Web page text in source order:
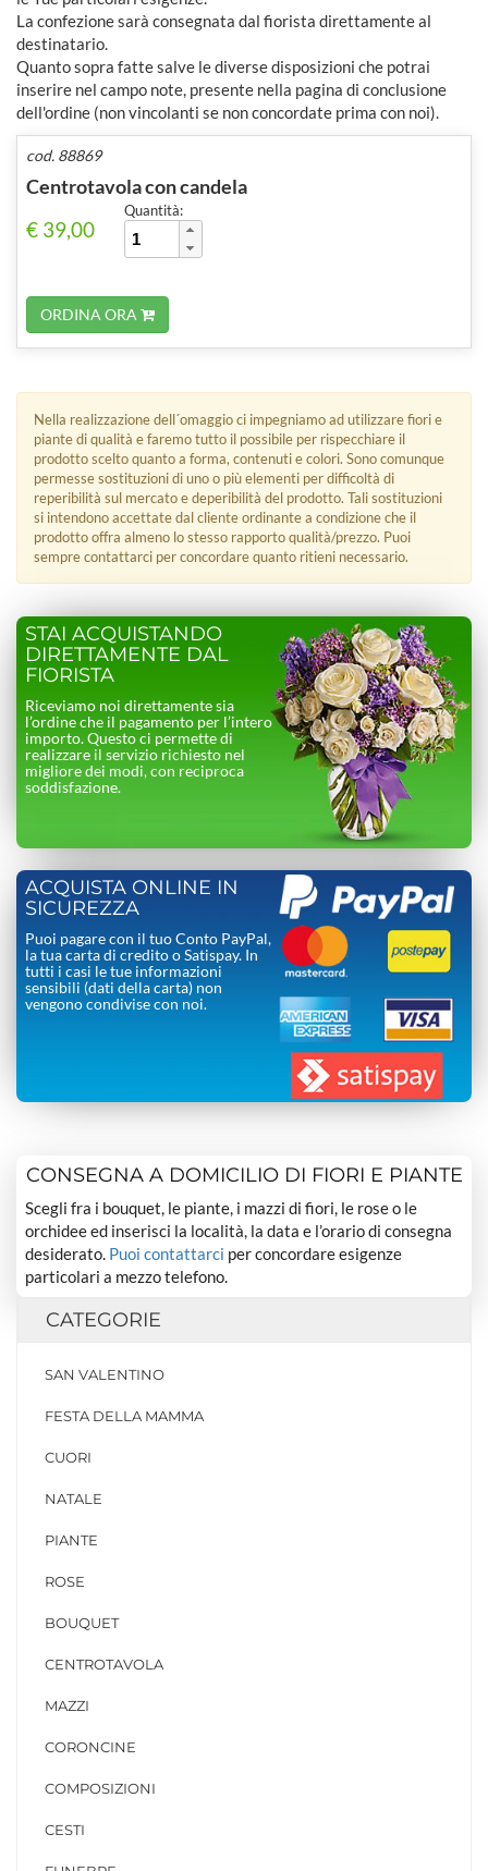
La confezione sarà consegnata dal fiorista direttamente al
destinatario.
Quanto sopra fatte salve le diverse disposizioni che potrai
inserire nel campo note, presente nella pagina di conclusione
dell'ordine (non vincolanti se non concordate prima con noi).
cod. 88869
Centrotavola con candela
€ 39,00
Quantità:
ORDINA ORA
Nella realizzazione dell´omaggio ci impegniamo ad utilizzare fiori e
piante di qualità e faremo tutto il possibile per rispecchiare il
prodotto scelto quanto a forma, contenuti e colori. Sono comunque
permesse sostituzioni di uno o più elementi per difficoltà di
reperibilità sul mercato e deperibilità del prodotto. Tali sostituzioni
si intendono accettate dal cliente ordinante a condizione che il
prodotto offra almeno lo stesso rapporto qualità/prezzo. Puoi
sempre contattarci per concordare quanto ritieni necessario.
STAI ACQUISTANDO
DIRETTAMENTE DAL
FIORISTA
Riceviamo noi direttamente sia
l’ordine che il pagamento per l’intero
importo. Questo ci permette di
realizzare il servizio richiesto nel
migliore dei modi, con reciproca
soddisfazione.
ACQUISTA ONLINE IN
SICUREZZA
Puoi pagare con il tuo Conto PayPal,
la tua carta di credito o Satispay. In
tutti i casi le tue informazioni
sensibili (dati della carta) non
vengono condivise con noi.
CONSEGNA A DOMICILIO DI FIORI E PIANTE
Scegli fra i bouquet, le piante, i mazzi di fiori, le rose o le
orchidee ed inserisci la località, la data e l’orario di consegna
desiderato. Puoi contattarci per concordare esigenze
particolari a mezzo telefono.
CATEGORIE
SAN VALENTINO
FESTA DELLA MAMMA
CUORI
NATALE
PIANTE
ROSE
BOUQUET
CENTROTAVOLA
MAZZI
CORONCINE
COMPOSIZIONI
CESTI